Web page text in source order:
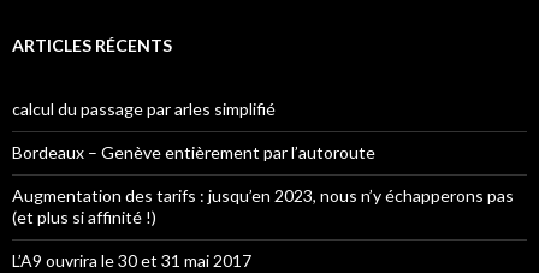
ARTICLES RÉCENTS
calcul du passage par arles simplifié
Bordeaux – Genève entièrement par l’autoroute
Augmentation des tarifs : jusqu’en 2023, nous n’y échapperons pas
(et plus si affinité !)
L’A9 ouvrira le 30 et 31 mai 2017